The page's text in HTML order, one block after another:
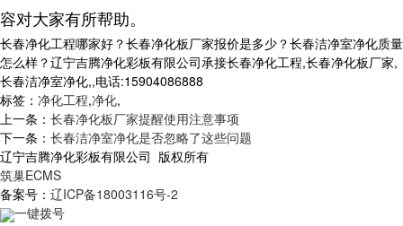
容对大家有所帮助。
长春净化工程哪家好？长春净化板厂家报价是多少？长春洁净室净化质量
怎么样？辽宁吉腾净化彩板有限公司承接长春净化工程,长春净化板厂家,
长春洁净室净化,,电话:15904086888
标签： 净化工程,净化,
上一条： 长春净化板厂家提醒使用注意事项
下一条： 长春洁净室净化是否忽略了这些问题
辽宁吉腾净化彩板有限公司 版权所有
筑巢ECMS
备案号： 辽ICP备18003116号-2
一键拨号